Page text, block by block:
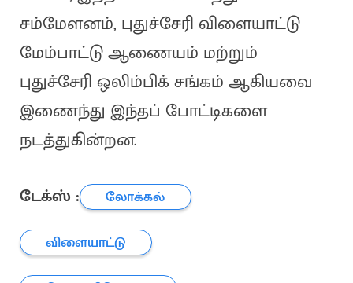
சம்மேளனம், புதுச்சேரி விளையாட்டு
மேம்பாட்டு ஆணையம் மற்றும்
புதுச்சேரி ஒலிம்பிக் சங்கம் ஆகியவை
இணைந்து இந்தப் போட்டிகளை
நடத்துகின்றன.
டேக்ஸ் :
லோக்கல்
விளையாட்டு